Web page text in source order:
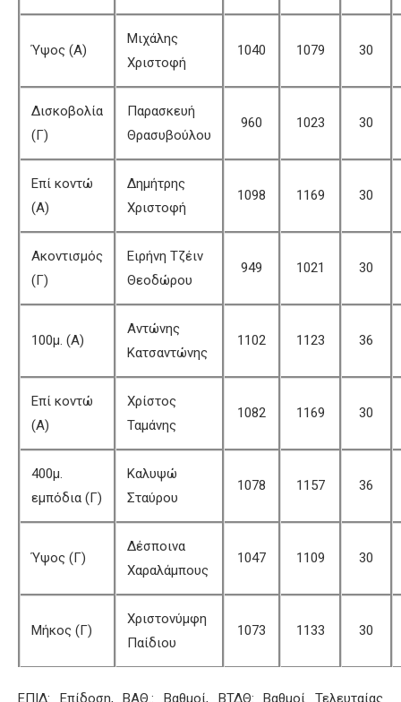
Ύψος (Α)
Μιχάλης
Χριστοφή
1040 1079 30
Δισκοβολία
(Γ)
Παρασκευή
Θρασυβούλου
960 1023 30
Επί κοντώ
(Α)
Δημήτρης
Χριστοφή
1098 1169 30
Ακοντισμός
(Γ)
Ειρήνη Τζέιν
Θεοδώρου
949 1021 30
100μ. (Α)
Αντώνης
Κατσαντώνης
1102 1123 36
Επί κοντώ
(Α)
Χρίστος
Ταμάνης
1082 1169 30
400μ.
εμπόδια (Γ)
Καλυψώ
Σταύρου
1078 1157 36
Ύψος (Γ)
Δέσποινα
Χαραλάμπους
1047 1109 30
Μήκος (Γ)
Χριστονύμφη
Παίδιου
1073 1133 30
ΕΠΙΔ: Επίδοση, ΒΑΘ.: Βαθμοί, ΒΤΔΘ: Βαθμοί Τελευταίας